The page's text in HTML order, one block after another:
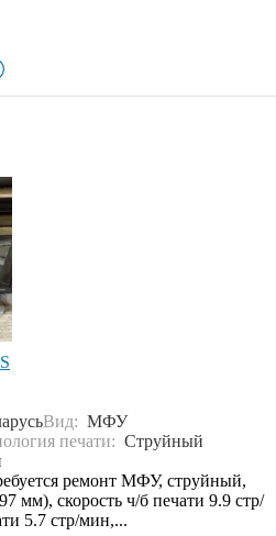
Вид: МФУ
печати: Струйный
ремонт МФУ, струйный,
мм), скорость ч/б печати 9.9 стр/
5.7 стр/мин,...